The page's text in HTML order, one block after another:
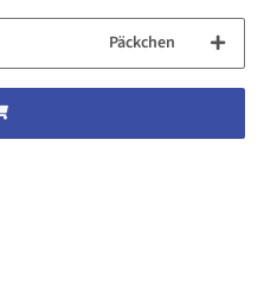
Päckchen